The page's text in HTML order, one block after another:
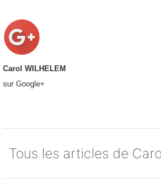
Carol WILHELEM
sur Google+
Tous les articles de